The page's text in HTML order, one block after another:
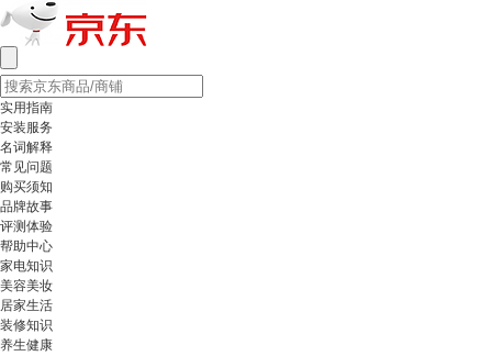
实用指南
安装服务
名词解释
常见问题
购买须知
品牌故事
评测体验
帮助中心
家电知识
美容美妆
居家生活
装修知识
养生健康